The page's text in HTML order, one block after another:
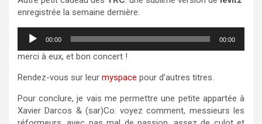
enregistrée la semaine dernière:
Lecteur
audio
00:00 00:00
merci à eux, et bon concert !
Rendez-vous sur leur myspace pour d’autres titres.
Pour conclure, je vais me permettre une petite appartée à
Xavier Darcos & (sar)Co: voyez comment, messieurs les